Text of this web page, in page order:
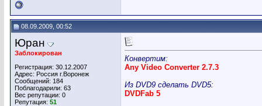
08.09.2009, 00:52
Юран
Заблокирован
Регистрация: 30.12.2007
Адрес: Россия г.Воронеж
Сообщений: 184
Поблагодарили: 63
Вес репутации: 0
Репутация: 51
Конвертим:
Any Video Converter 2.7.3
Из DVD9 сделать DVD5:
DVDFab 5